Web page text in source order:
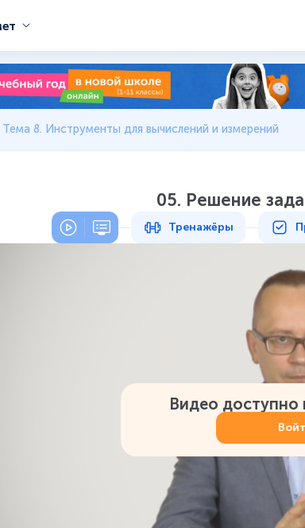
Тема 8. Инструменты для вычислений и измерений
05. Решение
Тренажёры
Видео доступно